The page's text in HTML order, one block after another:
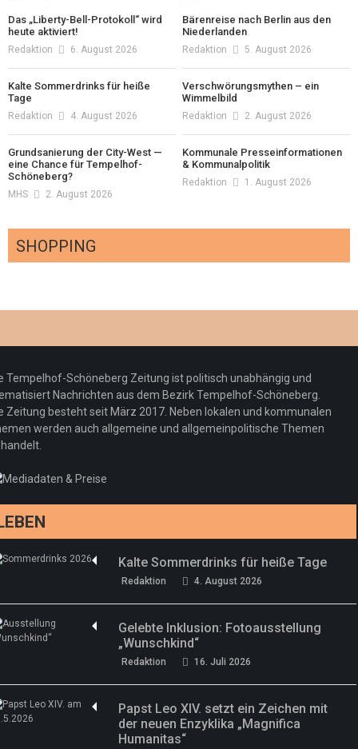
Das „Liberty-Bell-Protokoll“ wird
heute aktiviert!
Redaktion 6. August 2026
Bärenreise nach Berlin aus den
Niederlanden
Redaktion 5. August 2026
Kalte Sommerdrinks für heiße
Tage
Redaktion 4. August 2026
Verschwörungsmythen – ein
Wimmelbild
Redaktion 2. August 2026
Grundsanierung der City-West —
eine Chance für Tempelhof-
Schöneberg?
MHS 2. August 2026
Kommunale Presseinformationen
& Kommunalpolitik
Redaktion 1. August 2026
SHOPPING
Redaktion 23. Juli 2026
Pepe Jeans London mit Summer Sale und
neuer Kollektion
Redaktion 19. Juli 2026
Woher kommt der Honig? – Neue EU-
Regeln gelten 14. Juni
drei neue Specials zur Fußball-WM
Tempelhof-Schöneberg Zeitung ist politisch unabhängig und
Nachrichten aus dem Bezirk Tempelhof-Schöneberg.
Zeitung besteht seit März 2017. Neben lokalen und kommunalen
werden auch allgemeine und allgemeinpolitische Themen
Kalte Sommerdrinks für heiße Tage
Redaktion 4. August 2026
Gelebte Inklusion: Fotoausstellung
„Wunschkind“
Redaktion 16. Juli 2026
Papst Leo XIV. setzt ein Zeichen mit
der neuen Enzyklika „Magnifica
Humanitas“